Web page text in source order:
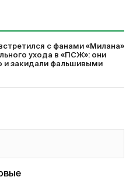
с фанами «Милана»
ухода в «ПСЖ»: они
и закидали фальшивыми